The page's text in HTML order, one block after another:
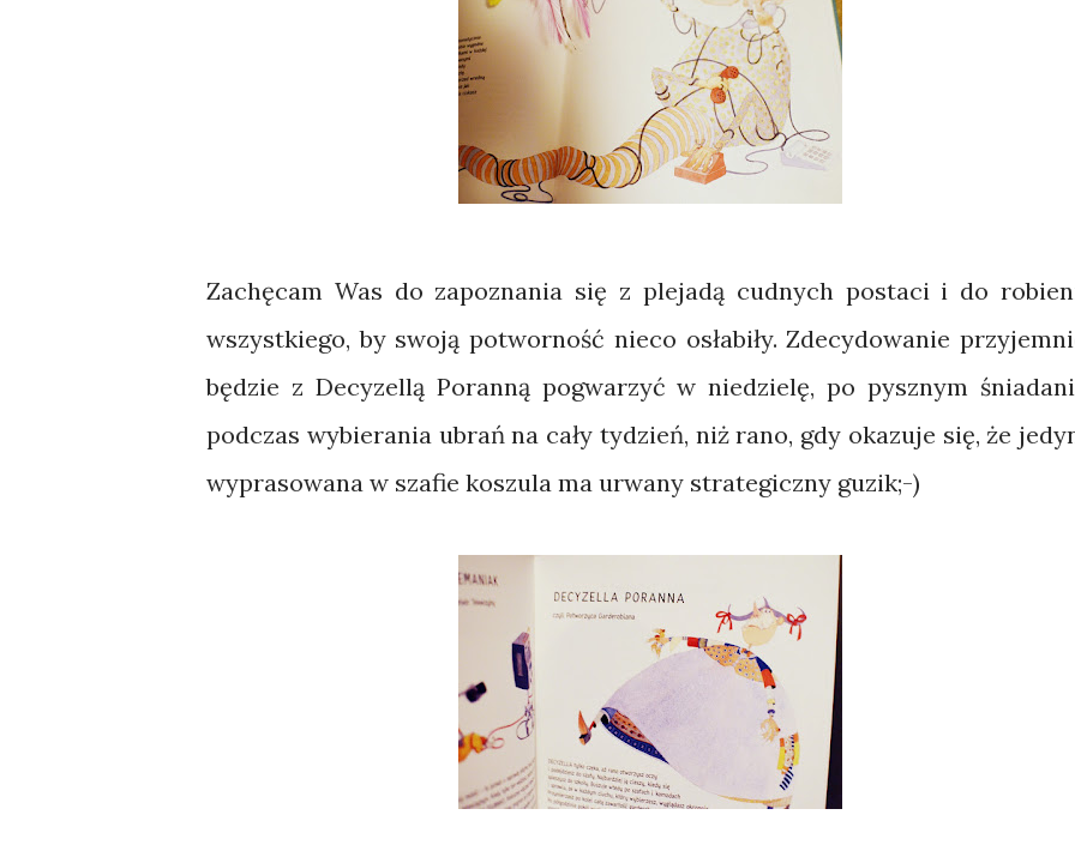
Zachęcam Was do zapoznania się z plejadą cudnych postaci i do
wszystkiego, by swoją potworność nieco osłabiły. Zdecydowanie
będzie z Decyzellą Poranną pogwarzyć w niedzielę, po pysznym
podczas wybierania ubrań na cały tydzień, niż rano, gdy okazuje się, że
wyprasowana w szafie koszula ma urwany strategiczny guzik;-)